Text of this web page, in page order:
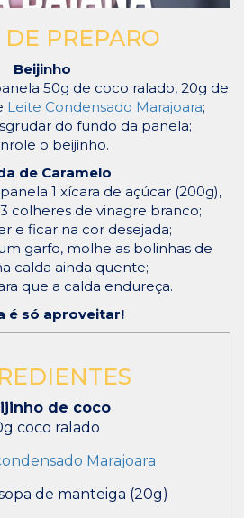
PREPARO
Beijinho
50g de coco ralado, 20g de
Leite Condensado Marajoara;
do fundo da panela;
o beijinho.
de Caramelo
1 xícara de açúcar (200g),
colheres de vinagre branco;
e ficar na cor desejada;
garfo, molhe as bolinhas de
calda ainda quente;
que a calda endureça.
é só aproveitar!
de coco
coco ralado
Marajoara
de manteiga (20g)